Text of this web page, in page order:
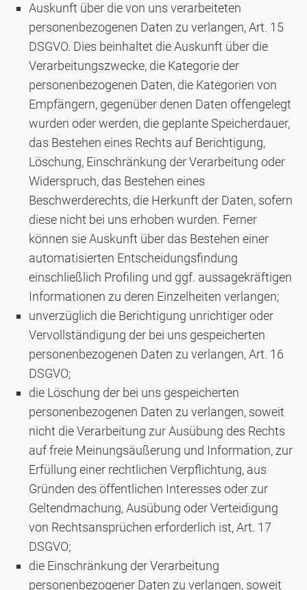
Auskunft über die von uns verarbeiteten
personenbezogenen Daten zu verlangen, Art. 15
DSGVO. Dies beinhaltet die Auskunft über die
Verarbeitungszwecke, die Kategorie der
personenbezogenen Daten, die Kategorien von
Empfängern, gegenüber denen Daten offengelegt
wurden oder werden, die geplante Speicherdauer,
das Bestehen eines Rechts auf Berichtigung,
Löschung, Einschränkung der Verarbeitung oder
Widerspruch, das Bestehen eines
Beschwerderechts, die Herkunft der Daten, sofern
diese nicht bei uns erhoben wurden. Ferner
können sie Auskunft über das Bestehen einer
automatisierten Entscheidungsfindung
einschließlich Profiling und ggf. aussagekräftigen
Informationen zu deren Einzelheiten verlangen;
unverzüglich die Berichtigung unrichtiger oder
Vervollständigung der bei uns gespeicherten
personenbezogenen Daten zu verlangen, Art. 16
DSGVO;
die Löschung der bei uns gespeicherten
personenbezogenen Daten zu verlangen, soweit
nicht die Verarbeitung zur Ausübung des Rechts
auf freie Meinungsäußerung und Information, zur
Erfüllung einer rechtlichen Verpflichtung, aus
Gründen des öffentlichen Interesses oder zur
Geltendmachung, Ausübung oder Verteidigung
von Rechtsansprüchen erforderlich ist, Art. 17
DSGVO;
die Einschränkung der Verarbeitung
personenbezogener Daten zu verlangen, soweit